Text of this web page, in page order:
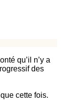
qu’il n’y a
des
cette fois.